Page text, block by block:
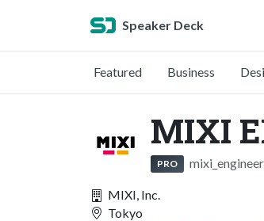
Speaker Deck
Featured Business
MIXI
PRO
MIXI, Inc.
Tokyo